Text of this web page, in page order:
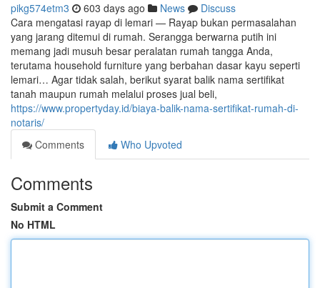
pikg574etm3 603 days ago News
Discuss
Cara mengatasi rayap di lemari — Rayap bukan permasalahan
yang jarang ditemui di rumah. Serangga berwarna putih ini
memang jadi musuh besar peralatan rumah tangga Anda,
terutama household furniture yang berbahan dasar kayu seperti
lemari… Agar tidak salah, berikut syarat balik nama sertifikat
tanah maupun rumah melalui proses jual beli,
https://www.propertyday.id/biaya-balik-nama-sertifikat-rumah-di-
notaris/
Comments
Who Upvoted
Comments
Submit a Comment
No HTML